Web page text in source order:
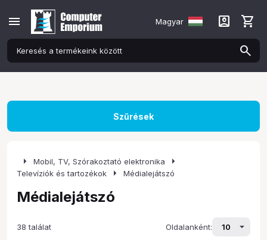
menu Magyar account_box shopping_cart
arrow_right Mobil, TV, Szórakoztató elektronika arrow_right
Televíziók és tartozékok arrow_right Médialejátszó
Médialejátszó
38 találat Oldalanként:
Szűrések